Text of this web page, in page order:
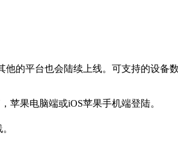
的平台也会陆续上线。可支持的设备
苹果电脑端或iOS苹果手机端登陆。